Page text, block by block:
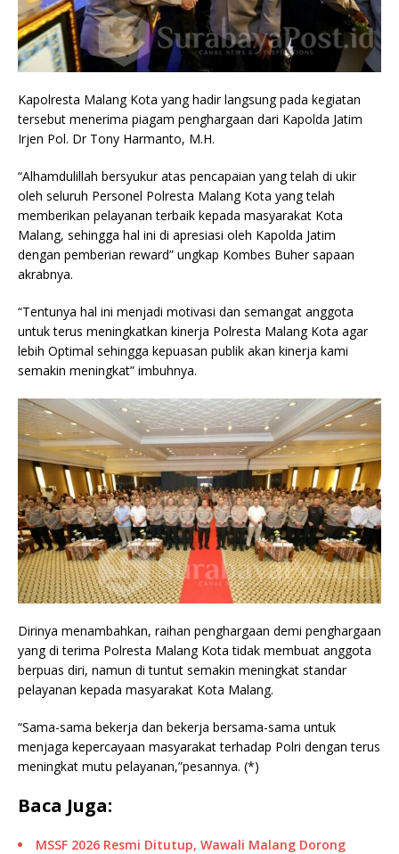
Kapolresta Malang Kota yang hadir langsung pada kegiatan
tersebut menerima piagam penghargaan dari Kapolda Jatim
Irjen Pol. Dr Tony Harmanto, M.H.
“Alhamdulillah bersyukur atas pencapaian yang telah di ukir
oleh seluruh Personel Polresta Malang Kota yang telah
memberikan pelayanan terbaik kepada masyarakat Kota
Malang, sehingga hal ini di apresiasi oleh Kapolda Jatim
dengan pemberian reward” ungkap Kombes Buher sapaan
akrabnya.
“Tentunya hal ini menjadi motivasi dan semangat anggota
untuk terus meningkatkan kinerja Polresta Malang Kota agar
lebih Optimal sehingga kepuasan publik akan kinerja kami
semakin meningkat” imbuhnya.
Dirinya menambahkan, raihan penghargaan demi penghargaan
yang di terima Polresta Malang Kota tidak membuat anggota
berpuas diri, namun di tuntut semakin meningkat standar
pelayanan kepada masyarakat Kota Malang.
“Sama-sama bekerja dan bekerja bersama-sama untuk
menjaga kepercayaan masyarakat terhadap Polri dengan terus
meningkat mutu pelayanan,”pesannya. (*)
Baca Juga:
MSSF 2026 Resmi Ditutup, Wawali Malang Dorong